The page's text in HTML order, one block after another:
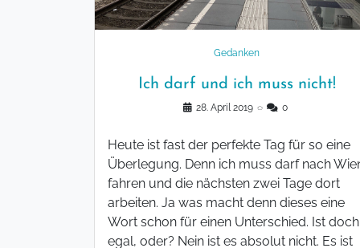
Gedanken
Ich darf und ich muss nicht!
28. April 2019 ◌ 0
Heute ist fast der perfekte Tag für so eine
Überlegung. Denn ich muss darf nach
fahren und die nächsten zwei Tage dort
arbeiten. Ja was macht denn dieses eine
Wort schon für einen Unterschied. Ist doch
egal, oder? Nein ist es absolut nicht. Es ist